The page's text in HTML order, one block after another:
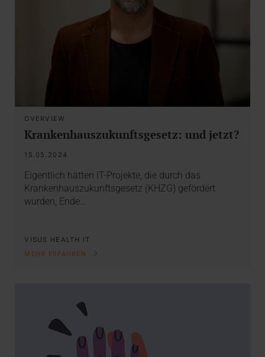
OVERVIEW
Krankenhauszukunftsgesetz: und jetzt?
15.05.2024
Eigentlich hätten IT-Projekte, die durch das
Krankenhauszukunftsgesetz (KHZG) gefördert
wurden, Ende…
VISUS HEALTH IT
MEHR ERFAHREN